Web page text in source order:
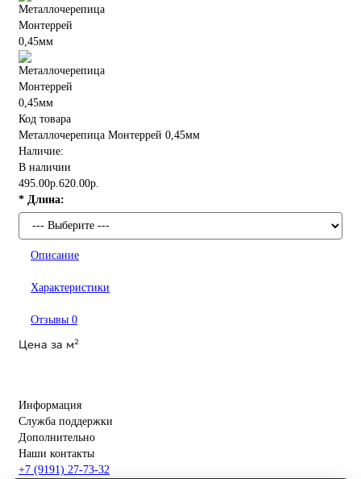
Код товара
Металлочерепица Монтеррей 0,45мм
Наличие:
В наличии
495.00р.620.00р.
* Длина:
Описание
Характеристики
Отзывы 0
Цена за м²
Информация
Служба поддержки
Дополнительно
Наши контакты
+7 (9191) 27-73-32